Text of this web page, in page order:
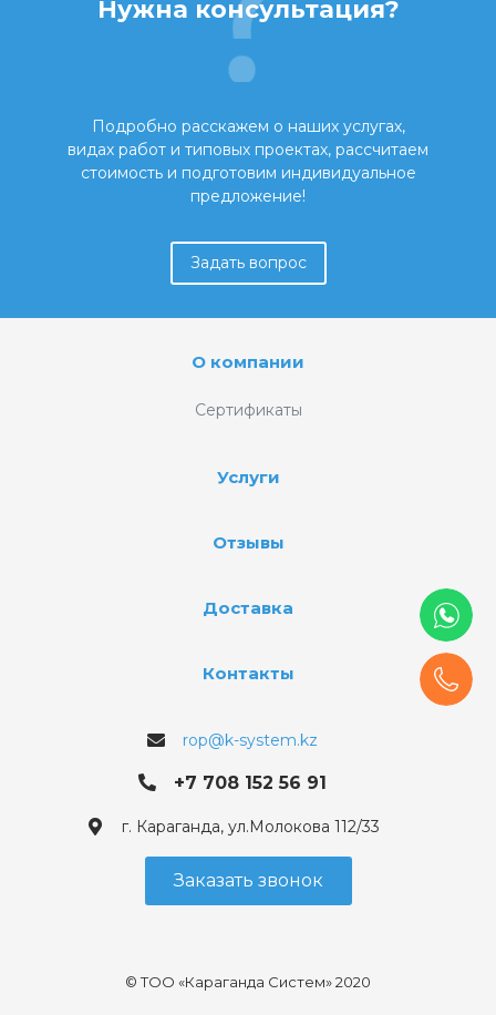
Нужна консультация?
Подробно расскажем о наших услугах,
видах работ и типовых проектах, рассчитаем
стоимость и подготовим индивидуальное
предложение!
Задать вопрос
О компании
Сертификаты
Услуги
Отзывы
Доставка
Контакты
rop@k-system.kz
+7 708 152 56 91
г. Караганда, ул.Молокова 112/33
Заказать звонок
© ТОО «Караганда Систем» 2020